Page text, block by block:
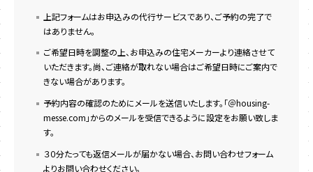
上記フォームはお申込みの代行サービスであり、ご予約の完了で
はありません。
ご希望日時を調整の上、お申込みの住宅メーカーより連絡させて
いただきます。尚、ご連絡が取れない場合はご希望日時にご案内で
きない場合があります。
予約内容の確認のためにメールを送信いたします。「＠housing-
messe.com」からのメールを受信できるように設定をお願い致しま
す。
３０分たっても返信メールが届かない場合、お問い合わせフォーム
よりお問い合わせください。